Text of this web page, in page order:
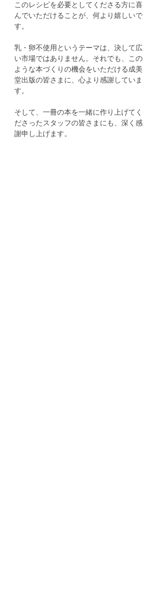
このレシピを必要としてくださる方に喜
んでいただけることが、何より嬉しいで
す。
乳・卵不使用というテーマは、決して広
い市場ではありません。それでも、この
ような本づくりの機会をいただける成美
堂出版の皆さまに、心より感謝していま
す。
そして、一冊の本を一緒に作り上げてく
ださったスタッフの皆さまにも、深く感
謝申し上げます。